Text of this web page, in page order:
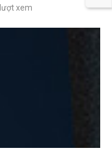
lượt xem